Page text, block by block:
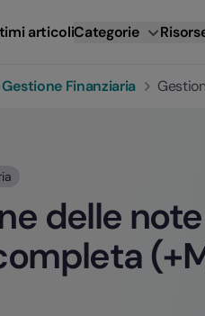
articoliCategorie
Gestione Finanziaria
delle